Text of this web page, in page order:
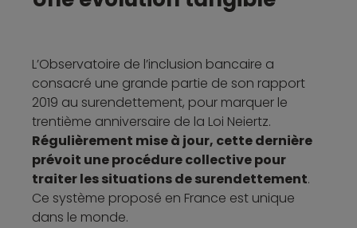
L’Observatoire de l’inclusion bancaire a
consacré une grande partie de son rapport
2019 au surendettement, pour marquer le
trentième anniversaire de la Loi Neiertz.
Régulièrement mise à jour, cette dernière
prévoit une procédure collective pour
traiter les situations de surendettement.
Ce système proposé en France est unique
dans le monde.